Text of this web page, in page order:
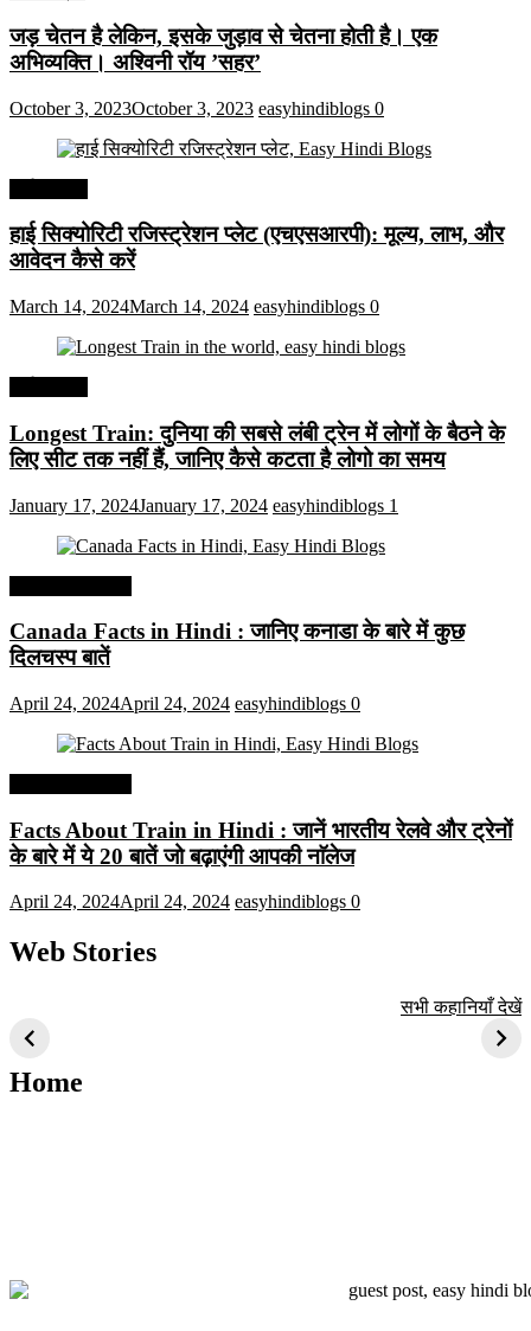
जड़ चेतन है लेकिन, इसके जुड़ाव से चेतना होती है। एक
अभिव्यक्ति। अश्विनी रॉय ’सहर’
October 3, 2023October 3, 2023 easyhindiblogs 0
हाई सिक्योरिटी रजिस्ट्रेशन प्लेट (एचएसआरपी): मूल्य, लाभ, और
आवेदन कैसे करें
March 14, 2024March 14, 2024 easyhindiblogs 0
Longest Train: दुनिया की सबसे लंबी ट्रेन में लोगों के बैठने के
लिए सीट तक ​​नहीं हैं, जानिए कैसे कटता है लोगो का समय
January 17, 2024January 17, 2024 easyhindiblogs 1
Canada Facts in Hindi : जानिए कनाडा के बारे में कुछ
दिलचस्प बातें
April 24, 2024April 24, 2024 easyhindiblogs 0
Facts About Train in Hindi : जानें भारतीय रेलवे और ट्रेनों
के बारे में ये 20 बातें जो बढ़ाएंगी आपकी नाॅलेज
April 24, 2024April 24, 2024 easyhindiblogs 0
Web Stories
तकनीक जो आपको
2024 के लिए सीखनी
चाहिए
ऐतिहासिक स्थान
सभी कहानियाँ देखें
Home